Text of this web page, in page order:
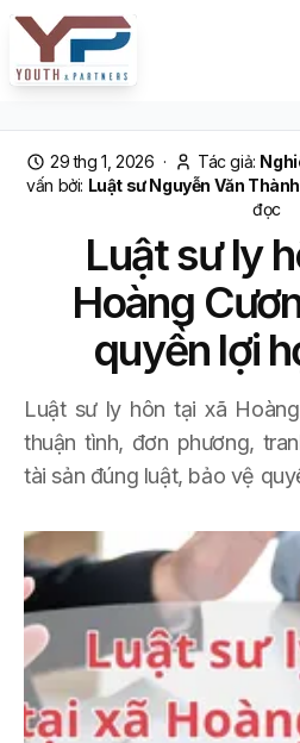
29 thg 1, 2026 · Tác giả:
vấn bởi: Luật sư Nguyễn Văn Thành
đọc
Luật sư ly
Hoàng
quyền lợi
Luật sư ly hôn tại xã
thuận tình, đơn phương,
tài sản đúng luật, bảo vệ